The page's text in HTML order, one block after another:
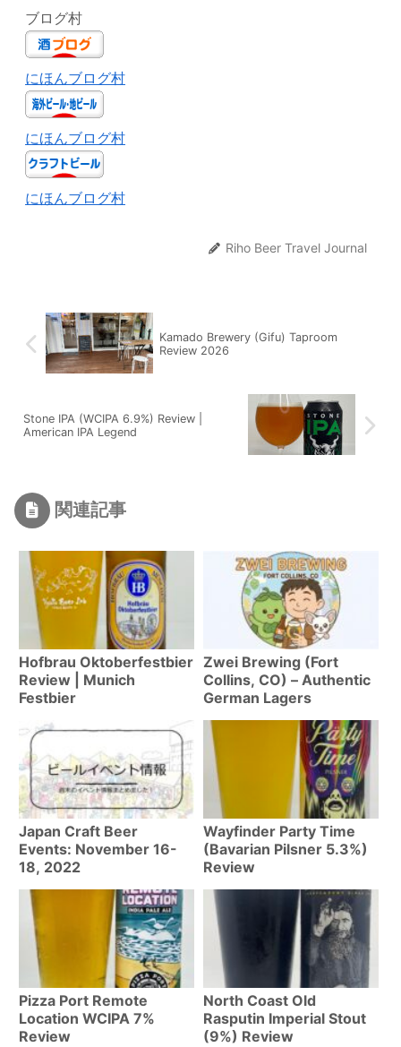
ブログ村
にほんブログ村
にほんブログ村
にほんブログ村
Riho Beer Travel Journal
Kamado Brewery (Gifu) Taproom
Review 2026
Stone IPA (WCIPA 6.9%) Review |
American IPA Legend
関連記事
Hofbrau Oktoberfestbier
Review | Munich
Festbier
Zwei Brewing (Fort
Collins, CO) – Authentic
German Lagers
Japan Craft Beer
Events: November 16-
18, 2022
Wayfinder Party Time
(Bavarian Pilsner 5.3%)
Review
Pizza Port Remote
Location WCIPA 7%
Review
North Coast Old
Rasputin Imperial Stout
(9%) Review